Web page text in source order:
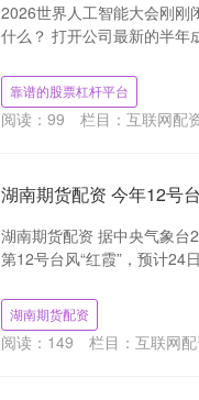
2026世界人工智能大会刚刚
什么？ 打开公司最新的半年
靠谱的股票杠杆平台
阅读： 99 栏目： 互联网配
湖南期货配资 今年12号
湖南期货配资 据中央气象台
第12号台风“红霞”，预计24
湖南期货配资
阅读： 149 栏目： 互联网